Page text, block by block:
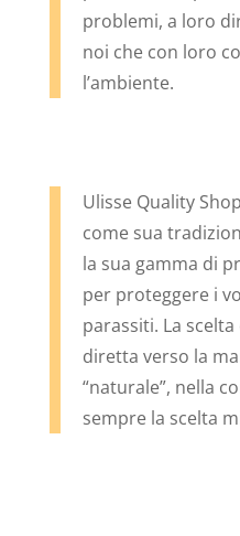
problemi, a loro
noi che con loro
l’ambiente.
Ulisse Quality
come sua
la sua gamma di
per proteggere i
parassiti. La
diretta verso la
“naturale”, nella
sempre la scelta